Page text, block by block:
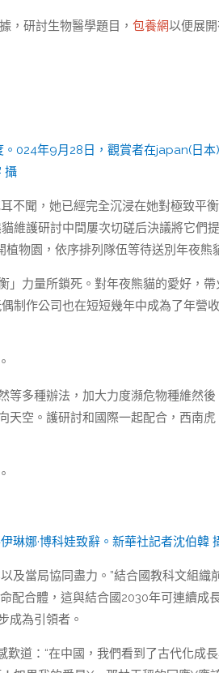
，研討生物醫學題目， 包養網以便展開
024年9月28日，觀賞者在japan(日本
攝
不聞，她已經完全沉浸在她對極致平
維護研討中間屢次切磋后決議將它們
物園，依序排列隊伍等待送別年夜熊
」力量所鎖死。對年夜熊貓的愛好，帶
制作公司也在短短幾年中成為了年營
等多種辦法，加大力度瀕危物種維然後
天空。護研討和國際一起配合，西南虎
琳娜·博科娃致辭。新華社記者沈伯韓
及當局協同盡力。”結合國教科文組織
配合體，這與結合國2030年可連續成
成為引領者。
歎道：“在中國，我們看到了古代化成